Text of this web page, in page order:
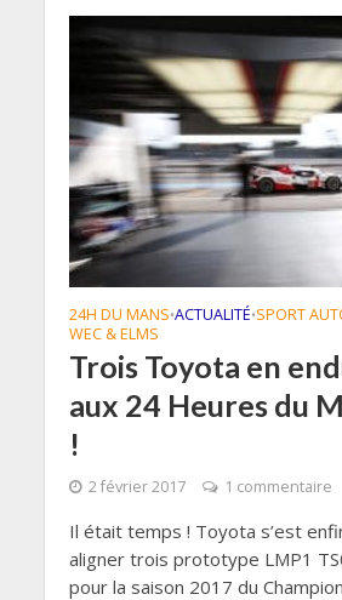
24H DU MANS•ACTUALITÉ•SPORT
WEC & ELMS
Trois Toyota en
aux 24 Heures du
!
2 février 2017 1 commentaire
Il était temps ! Toyota s’est
aligner trois prototype LMP1
pour la saison 2017 du